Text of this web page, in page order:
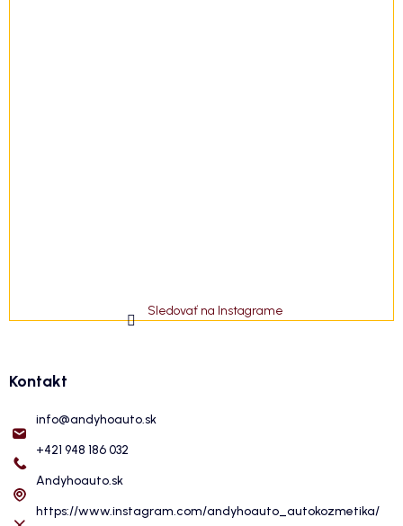
Sledovať na Instagrame
Kontakt
info@andyhoauto.sk
+421 948 186 032
Andyhoauto.sk
https://www.instagram.com/andyhoauto_autokozmetika/